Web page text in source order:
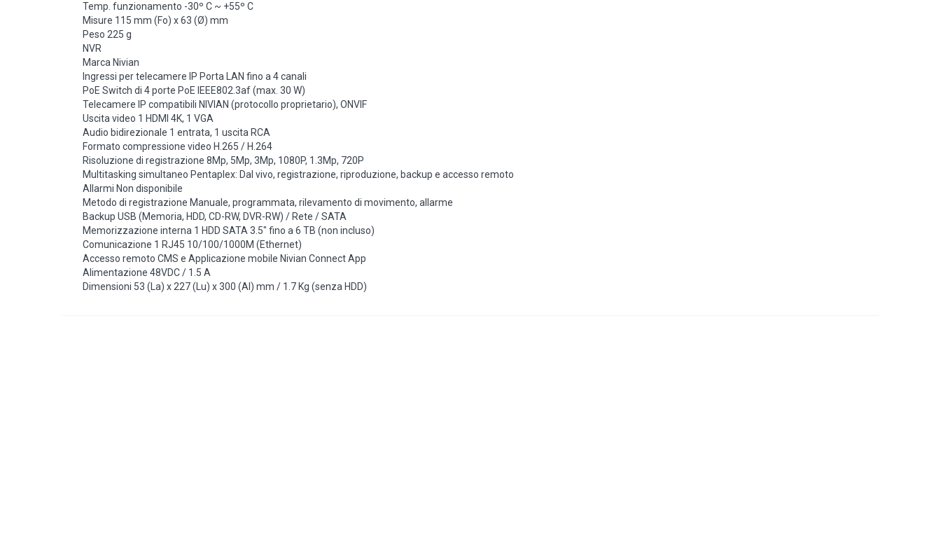
Temp. funzionamento -30º C ~ +55º C
Misure 115 mm (Fo) x 63 (Ø) mm
Peso 225 g
NVR
Marca Nivian
Ingressi per telecamere IP Porta LAN fino a 4 canali
PoE Switch di 4 porte PoE IEEE802.3af (max. 30 W)
Telecamere IP compatibili NIVIAN (protocollo proprietario), ONVIF
Uscita video 1 HDMI 4K, 1 VGA
Audio bidirezionale 1 entrata, 1 uscita RCA
Formato compressione video H.265 / H.264
Risoluzione di registrazione 8Mp, 5Mp, 3Mp, 1080P, 1.3Mp, 720P
Multitasking simultaneo Pentaplex: Dal vivo, registrazione, riproduzione, backup e accesso remoto
Allarmi Non disponibile
Metodo di registrazione Manuale, programmata, rilevamento di movimento, allarme
Backup USB (Memoria, HDD, CD-RW, DVR-RW) / Rete / SATA
Memorizzazione interna 1 HDD SATA 3.5″ fino a 6 TB (non incluso)
Comunicazione 1 RJ45 10/100/1000M (Ethernet)
Accesso remoto CMS e Applicazione mobile Nivian Connect App
Alimentazione 48VDC / 1.5 A
Dimensioni 53 (La) x 227 (Lu) x 300 (Al) mm / 1.7 Kg (senza HDD)